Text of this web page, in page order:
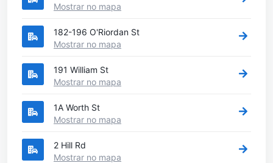
Mostrar no mapa
182-196 O'Riordan St
Mostrar no mapa
191 William St
Mostrar no mapa
1A Worth St
Mostrar no mapa
2 Hill Rd
Mostrar no mapa